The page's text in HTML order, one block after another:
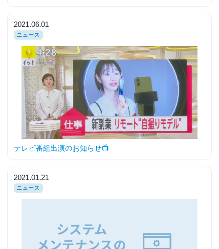
2021.06.01
ニュース
テレビ番組出演のお知らせ📺
2021.01.21
ニュース